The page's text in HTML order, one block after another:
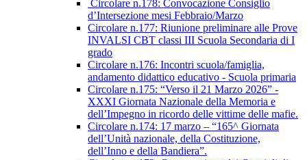
Circolare n.178: Convocazione Consiglio
d’Intersezione mesi Febbraio/Marzo
Circolare n.177: Riunione preliminare alle Prove
INVALSI CBT classi III Scuola Secondaria di I
grado
Circolare n.176: Incontri scuola/famiglia,
andamento didattico educativo - Scuola primaria
Circolare n.175: “Verso il 21 Marzo 2026” -
XXXI Giornata Nazionale della Memoria e
dell’Impegno in ricordo delle vittime delle mafie.
Circolare n.174: 17 marzo – “165^ Giornata
dell’Unità nazionale, della Costituzione,
dell’Inno e della Bandiera”.